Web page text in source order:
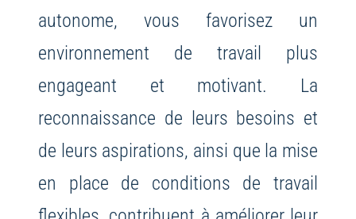
autonome, vous favorisez un
environnement de travail plus
engageant et motivant. La
reconnaissance de leurs besoins et
de leurs aspirations, ainsi que la mise
en place de conditions de travail